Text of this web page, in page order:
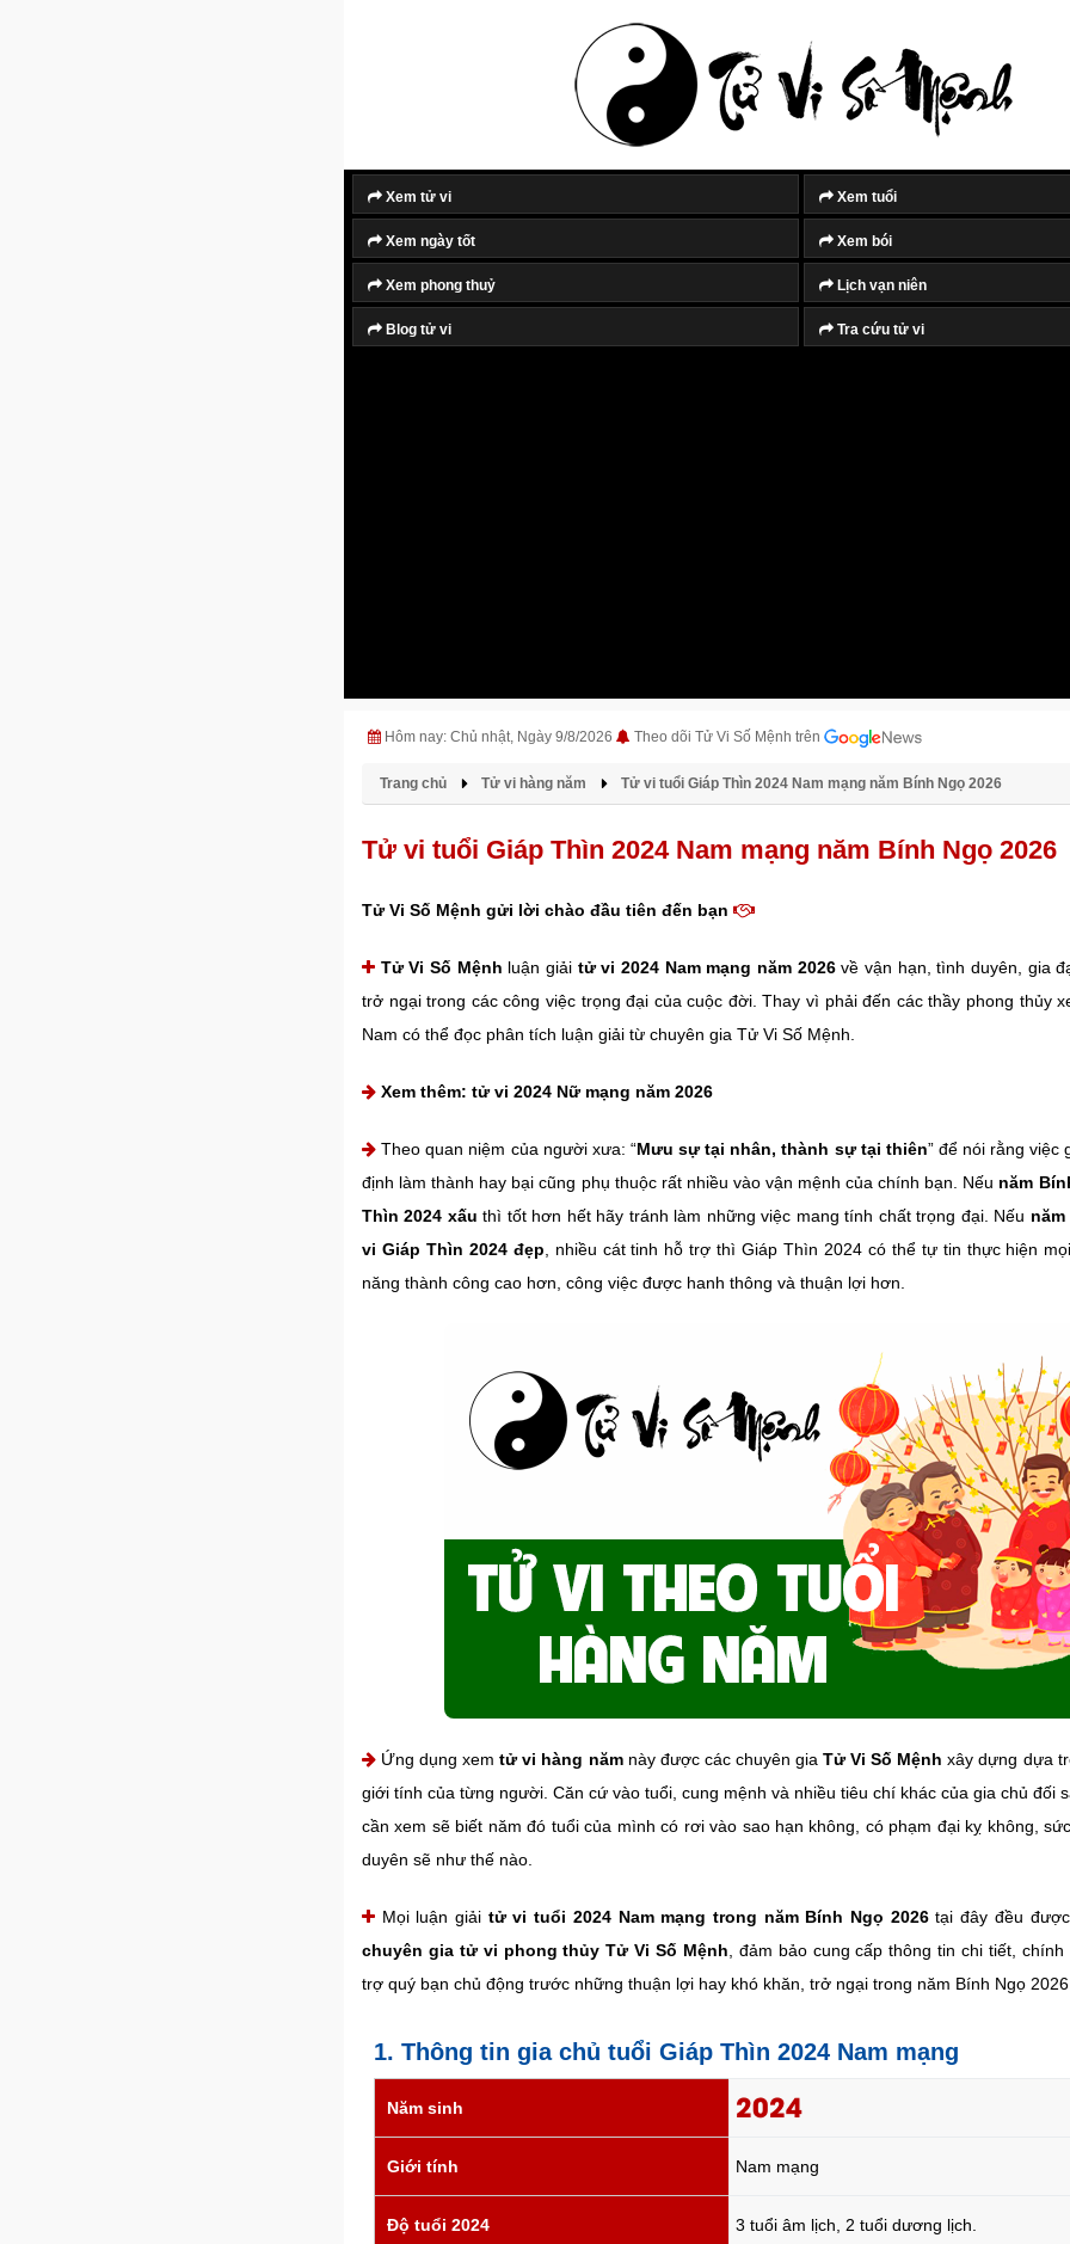
Xem tử vi Xem tuổi
Xem ngày tốt Xem bói
Xem phong thuỷ Lịch vạn niên
Blog tử vi Tra cứu tử vi
Hôm nay: Chủ nhật, Ngày 9/8/2026 Theo dõi Tử Vi Số Mệnh trên
Trang chủ Tử vi hàng năm Tử vi tuổi Giáp Thìn 2024 Nam mạng năm Bính Ngọ 2026
Tử vi tuổi Giáp Thìn 2024 Nam mạng năm Bính Ngọ 2026
Tử Vi Số Mệnh gửi lời chào đầu tiên đến bạn
Tử Vi Số Mệnh luận giải tử vi 2024 Nam mạng năm 2026về vận hạn, tình duyên, gia
trở ngại trong các công việc trọng đại của cuộc đời. Thay vì phải đến các thầy phong thủy
Nam có thể đọc phân tích luận giải từ chuyên gia Tử Vi Số Mệnh.
Xem thêm: tử vi 2024 Nữ mạng năm 2026
Theo quan niệm của người xưa: “Mưu sự tại nhân, thành sự tại thiên” để nói rằng việc
định làm thành hay bại cũng phụ thuộc rất nhiều vào vận mệnh của chính bạn. Nếu năm
Thìn 2024 xấu thì tốt hơn hết hãy tránh làm những việc mang tính chất trọng đại. Nếu
vi Giáp Thìn 2024 đẹp , nhiều cát tinh hỗ trợ thì Giáp Thìn 2024 có thể tự tin thực hiện
năng thành công cao hơn, công việc được hanh thông và thuận lợi hơn.
Ứng dụng xemtử vi hàng nămnày được các chuyên giaTử Vi Số Mệnh xây dựng dựa
giới tính của từng người. Căn cứ vào tuổi, cung mệnh và nhiều tiêu chí khác của gia chủ đối
cần xem sẽ biết năm đó tuổi của mình có rơi vào sao hạn không, có phạm đại kỵ không,
duyên sẽ như thế nào.
Mọi luận giải tử vi tuổi 2024 Nam mạng trong năm Bính Ngọ 2026tại đây đều
chuyên gia tử vi phong thủy Tử Vi Số Mệnh , đảm bảo cung cấp thông tin chi tiết,
trợ quý bạn chủ động trước những thuận lợi hay khó khăn, trở ngại trong năm Bính Ngọ
1. Thông tin gia chủ tuổi Giáp Thìn 2024 Nam mạng
Năm sinh 2024
Giới tính Nam mạng
Độ tuổi 2024 3 tuổi âm lịch, 2 tuổi dương lịch.